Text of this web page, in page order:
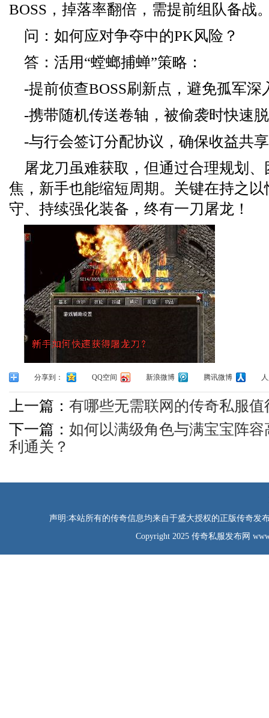
BOSS，掉落率翻倍，需提前组队备战
问：如何应对争夺中的PK风险？
答：活用“螳螂捕蝉”策略：
-提前侦查BOSS刷新点，避免孤军深
-携带随机传送卷轴，被偷袭时快速
-与行会签订分配协议，确保收益共
屠龙刀虽难获取，但通过合理规划
焦，新手也能缩短周期。关键在持之
守、持续强化装备，终有一刀屠龙！
分享到： QQ空间 新浪微博 腾讯微博
上一篇： 有哪些无需联网的传奇私服值
下一篇： 如何以满级角色与满宝宝阵
利通关？
声明:本站所有的传奇信息均来自于盛大授权的正版传奇发
Copyright 2025 传奇私服发布网